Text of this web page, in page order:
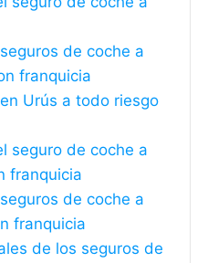
de coche a
franquicia
Urús a todo riesgo
seguro de coche a
franquicia
de coche a
franquicia
de los seguros de